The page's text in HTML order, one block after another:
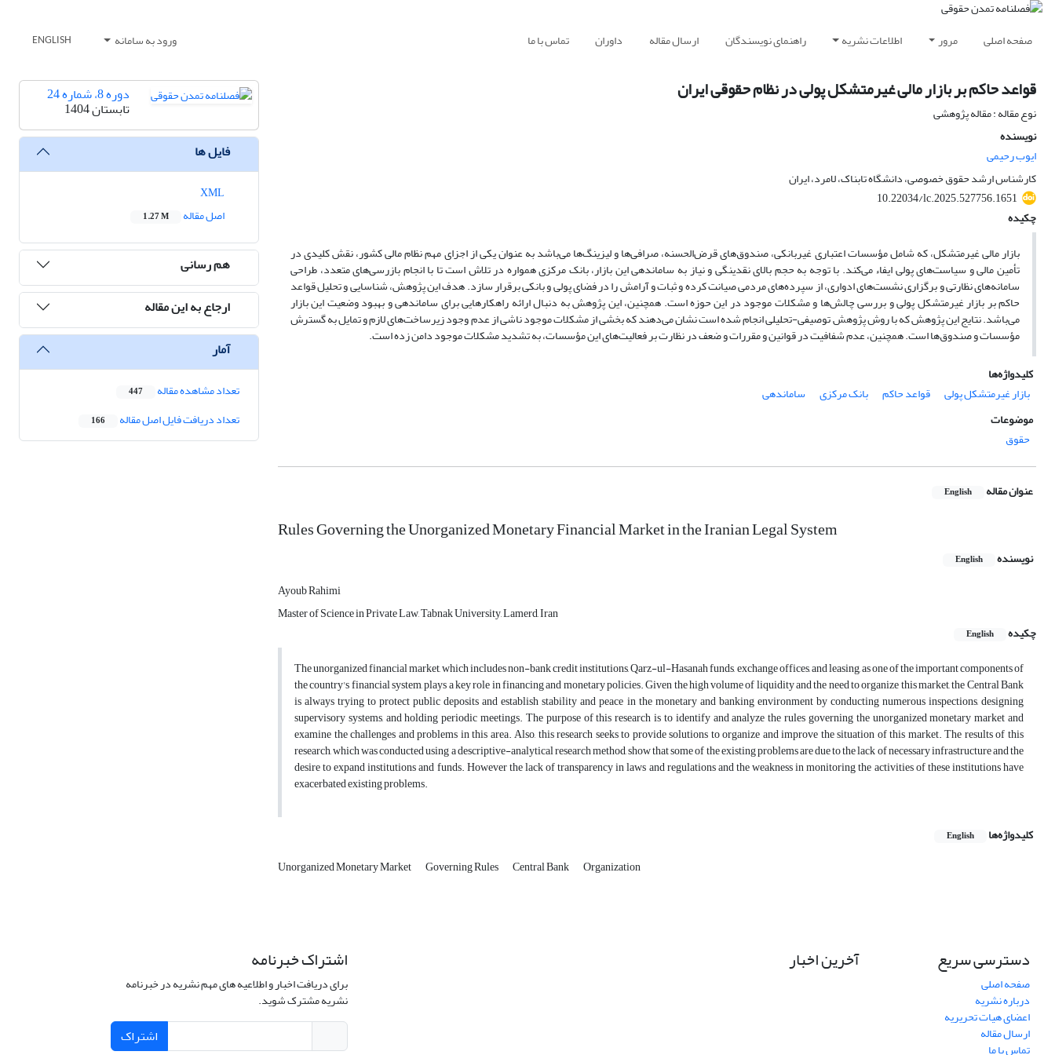
صفحه اصلی مرور اطلاعات نشریه راهنمای نویسندگان ارسال مقاله داوران تماس با ما ورود به سامانه ENGLISH
قواعد حاکم بر بازار مالی غیرمتشکل پولی در نظام حقوقی ایران
نوع مقاله : مقاله پژوهشی
نویسنده
ایوب رحیمی
کارشناس ارشد حقوق خصوصی، دانشگاه تابناک، لامرد، ایران
10.22034/lc.2025.527756.1651
چکیده
بازار مالی غیرمتشکل، که شامل مؤسسات اعتباری غیربانکی، صندوق‌های قرض‌الحسنه، صرافی‌ها و لیزینگ‌ها می‌باشد به عنوان یکی از اجزای مهم نظام مالی کشور، نقش کلیدی در
تأمین مالی و سیاست‌های پولی ایفاء می‌کند. با توجه به حجم بالای نقدینگی و نیاز به ساماندهی این بازار، بانک مرکزی همواره در تلاش است تا با انجام بازرسی‌های متعدد، طراحی
سامانه‌های نظارتی و برگزاری نشست‌های ادواری، از سپرده‌های مردمی صیانت کرده و ثبات و آرامش را در فضای پولی و بانکی برقرار سازد. هدف این پژوهش، شناسایی و تحلیل قواعد
حاکم بر بازار غیرمتشکل پولی و بررسی چالش‌ها و مشکلات موجود در این حوزه است. همچنین، این پژوهش به دنبال ارائه راهکارهایی برای ساماندهی و بهبود وضعیت این بازار
می‌باشد. نتایج این پژوهش که با روش پژوهش توصیفی-تحلیلی انجام شده است نشان می‌دهند که بخشی از مشکلات موجود ناشی از عدم وجود زیرساخت‌های لازم و تمایل به گسترش
مؤسسات و صندوق‌ها است. همچنین، عدم شفافیت در قوانین و مقررات و ضعف در نظارت بر فعالیت‌های این مؤسسات، به تشدید مشکلات موجود دامن زده است.
کلیدواژه‌ها
بازار غیرمتشکل پولی
قواعد حاکم بانک مرکزی
ساماندهی
موضوعات
حقوق
عنوان مقاله English
Rules Governing the Unorganized Monetary Financial Market in the Iranian Legal System
نویسنده English
Ayoub Rahimi
Master of Science in Private Law, Tabnak University, Lamerd, Iran
چکیده
English
The unorganized financial market, which includes non-bank credit institutions, Qarz-ul-Hasanah funds, exchange offices, and leasing, as one of the important components of
the country's financial system, plays a key role in financing and monetary policies. Given the high volume of liquidity and the need to organize this market, the Central Bank
is always trying to protect public deposits and establish stability and peace in the monetary and banking environment by conducting numerous inspections, designing
supervisory systems, and holding periodic meetings. The purpose of this research is to identify and analyze the rules governing the unorganized monetary market and
examine the challenges and problems in this area. Also, this research seeks to provide solutions to organize and improve the situation of this market. The results of this
research, which was conducted using a descriptive-analytical research method, show that some of the existing problems are due to the lack of necessary infrastructure and the
desire to expand institutions and funds. However the lack of transparency in laws and regulations and the weakness in monitoring the activities of these institutions have
exacerbated existing problems.
کلیدواژه‌ها English
Unorganized Monetary Market Governing Rules Central Bank Organization
دوره 8، شماره 24
تابستان 1404
فایل ها
اصل مقاله
1.27 M
هم رسانی
ارجاع به این مقاله
آمار
تعداد مشاهده مقاله 447
تعداد دریافت فایل اصل مقاله 166
دسترسی سریع
صفحه اصلی
درباره نشریه
اعضای هیات تحریریه
ارسال مقاله
تماس با ما
آخرین اخبار اشتراک خبرنامه
برای دریافت اخبار و اطلاعیه های مهم نشریه در خبرنامه
نشریه مشترک شوید.
اشتراک